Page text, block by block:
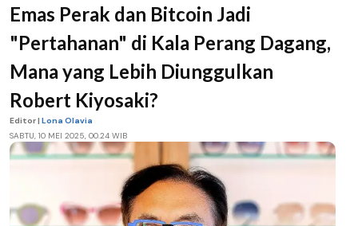
Emas Perak dan Bitcoin Jadi
"Pertahanan" di Kala Perang Dagang,
Mana yang Lebih Diunggulkan
Robert Kiyosaki?
Editor | Lona Olavia
SABTU, 10 MEI 2025, 00.24 WIB